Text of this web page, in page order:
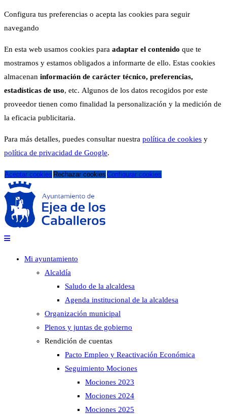
Configura tus preferencias o acepta las cookies para seguir
navegando
En esta web usamos cookies para adaptar el contenido que te
mostramos y estamos obligados a informarte de ello. Estas cookies
almacenan información de carácter técnico, preferencias,
estadísticas de uso, etc. Algunos de los datos recogidos por este
proveedor tienen como finalidad la personalización y la medición de
la eficacia publicitaria.
Para más detalles, puedes consultar nuestra política de cookies y
política de privacidad de Google.
Aceptar cookies Rechazar cookies Configurar cookies
Mi ayuntamiento
Alcaldía
Saludo de la alcaldesa
Agenda institucional de la alcaldesa
Organización municipal
Plenos y juntas de gobierno
Rendición de cuentas
Pacto Empleo y Reactivación Económica
Seguimiento Mociones
Mociones 2023
Mociones 2024
Mociones 2025